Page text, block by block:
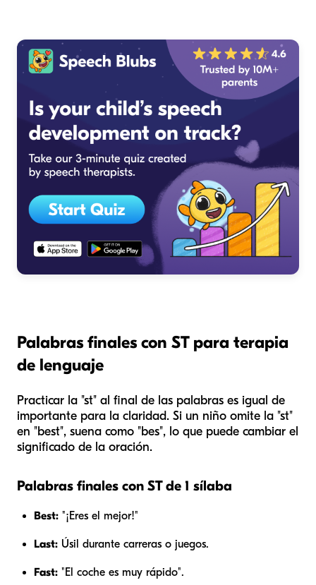
Palabras finales con ST para terapia
de lenguaje
Practicar la "st" al final de las palabras es igual de
importante para la claridad. Si un niño omite la "st"
en "best", suena como "bes", lo que puede cambiar el
significado de la oración.
Palabras finales con ST de 1 sílaba
Best: "¡Eres el mejor!"
Last: Úsil durante carreras o juegos.
Fast: "El coche es muy rápido".